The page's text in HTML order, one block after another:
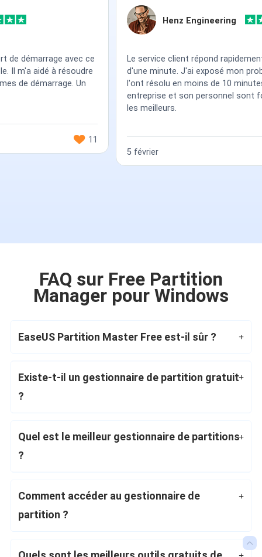

avec ce
Un
Henz Engineering
Le service client répond rapidement, en moins
d'une minute. J'ai exposé mon problème et ils
l'ont résolu en moins de 10 minutes. Cette
entreprise et son personnel sont formidables,
5 février
FAQ sur Free Partition
Manager pour Windows
EaseUS Partition Master Free est-il sûr ?
Existe-t-il un gestionnaire de partition gratuit
?
Quel est le meilleur gestionnaire de partitions
?
Comment accéder au gestionnaire de
partition ?